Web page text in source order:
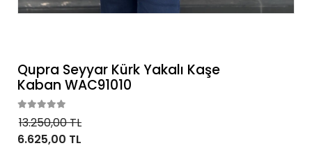
Qupra Seyyar Kürk Yakalı Kaşe
Kaban WAC91010
13.250,00 TL
6.625,00 TL